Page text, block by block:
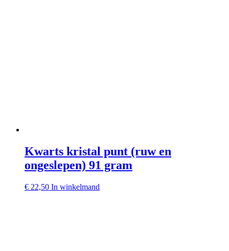
Kwarts kristal punt (ruw en
ongeslepen) 91 gram
€ 22,50 In winkelmand